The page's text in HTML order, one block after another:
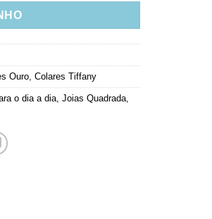
Ouro, Colares Tiffany
o dia a dia, Joias Quadrada,